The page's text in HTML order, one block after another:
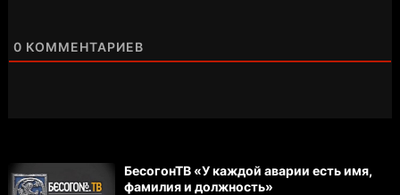
0 КОММЕНТАРИЕВ
БесогонТВ «У каждой аварии есть имя,
фамилия и должность»